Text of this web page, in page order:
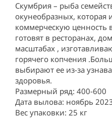
Скумбрия – рыба
окунеобразных,
коммерческую
готовят в ресторанах,
масштабах ,
горячего копчения
выбирают ее из-за
здоровья.
Размерный ряд: 400-600
Дата вылова: ноябрь
Вес упаковки: 25 кг